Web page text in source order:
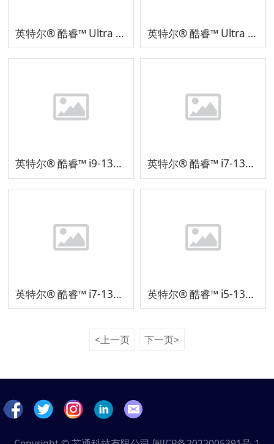
英特尔® 酷睿™ Ultra 7 处理器 155H 英特尔® 酷睿™ Ultra 5 处理器 125H
英特尔® 酷睿™ i9-13900H 处理器 英特尔® 酷睿™ i7-13620H 处理器
英特尔® 酷睿™ i7-13700H 处理器 英特尔® 酷睿™ i5-13500H 处理器
<上一页 下一页>